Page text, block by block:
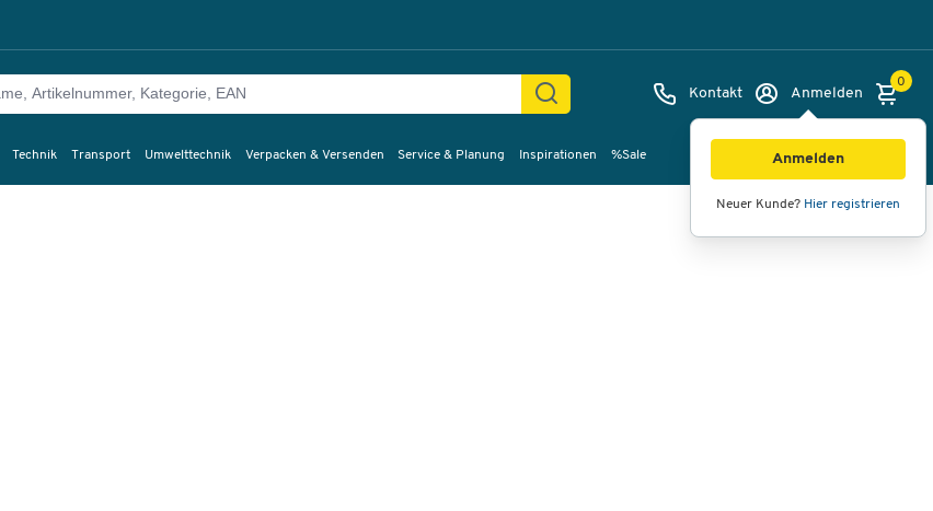
Kontakt Anmelden
Anmelden
Neuer Kunde? Hier registrieren
0
Technik Transport Umwelttechnik Verpacken & Versenden Service & Planung Inspirationen %Sale
Bilder Videos 360°-Ansicht